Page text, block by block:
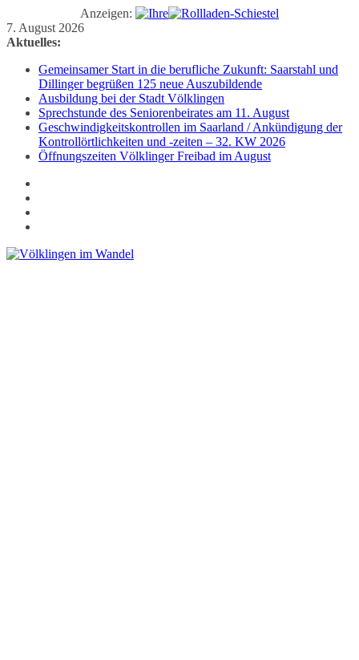
Anzeigen:
Zum
Inhalt
7. August 2026
Aktuelles:
Gemeinsamer Start in die berufliche Zukunft: Saarstahl und
Dillinger begrüßen 125 neue Auszubildende
Ausbildung bei der Stadt Völklingen
Sprechstunde des Seniorenbeirates am 11. August
Geschwindigkeitskontrollen im Saarland / Ankündigung der
Kontrollörtlichkeiten und -zeiten – 32. KW 2026
Öffnungszeiten Völklinger Freibad im August